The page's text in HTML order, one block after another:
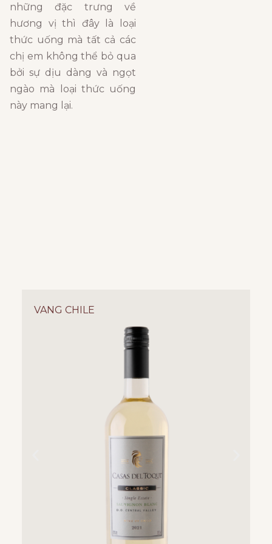
những đặc trưng về
hương vị thì đây là loại
thức uống mà tất cả các
chị em không thể bỏ qua
bởi sự dịu dàng và ngọt
ngào mà loại thức uống
này mang lại.
VANG CHILE